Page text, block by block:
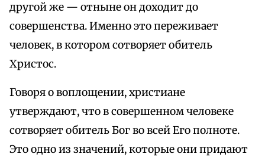
другой же — отныне он доходит до
совершенства. Именно это переживает
человек, в котором сотворяет обитель
Христос.
Говоря о воплощении, христиане
утверждают, что в совершенном человеке
сотворяет обитель Бог во всей Его полноте.
Это одно из значений, которые они придают